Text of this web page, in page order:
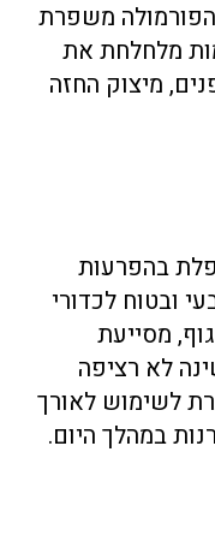
משפרת
מלחלחת את
מיצוק החזה
בהפרעות
ובטוח לכדורי
מסייעת
לא רציפה
לשימוש לאורך
במהלך היום.